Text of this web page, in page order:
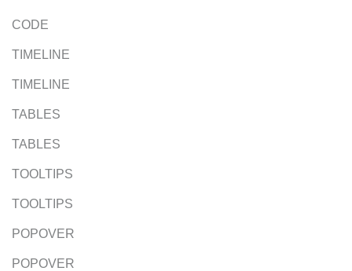
CODE
TIMELINE
TIMELINE
TABLES
TABLES
TOOLTIPS
TOOLTIPS
POPOVER
POPOVER